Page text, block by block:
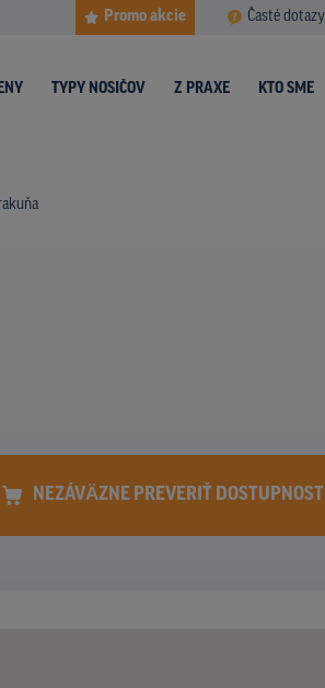
Promo akcie Časté dotazy
TYPY NOSIČOV Z PRAXE KTO SME
NEZÁVÄZNE PREVERIŤ